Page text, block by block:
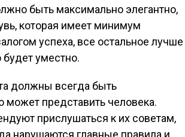
быть максимально элегантно,
которая имеет минимум
успеха, все остальное лучше
будет уместно.
должны всегда быть
представить человека.
прислушаться к их советам,
нарушаются главные правила и